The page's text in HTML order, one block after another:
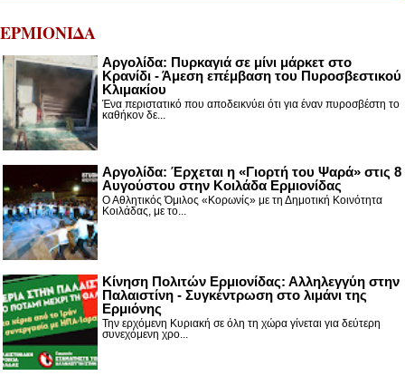
ΕΡΜΙΟΝΙΔΑ
Αργολίδα: Πυρκαγιά σε μίνι μάρκετ στο
Κρανίδι - Άμεση επέμβαση του Πυροσβεστικού
Κλιμακίου
Ένα περιστατικό που αποδεικνύει ότι για έναν πυροσβέστη το
καθήκον δε...
Αργολίδα: Έρχεται η «Γιορτή του Ψαρά» στις 8
Αυγούστου στην Κοιλάδα Ερμιονίδας
Ο Αθλητικός Όμιλος «Κορωνίς» με τη Δημοτική Κοινότητα
Κοιλάδας, με το...
Κίνηση Πολιτών Ερμιονίδας: Αλληλεγγύη στην
Παλαιστίνη - Συγκέντρωση στο λιμάνι της
Ερμιόνης
Την ερχόμενη Κυριακή σε όλη τη χώρα γίνεται για δεύτερη
συνεχόμενη χρο...